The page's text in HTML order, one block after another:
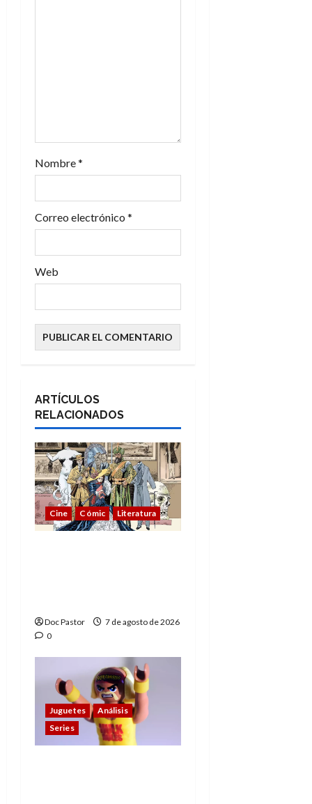
d
s
Nombre*
Correo electrónico *
Web
ARTÍCULOS
RELACIONADOS
Cine Cómic Literatura
Doc Pastor
7 de agosto de 2026
0
Juguetes
Análisis
Series